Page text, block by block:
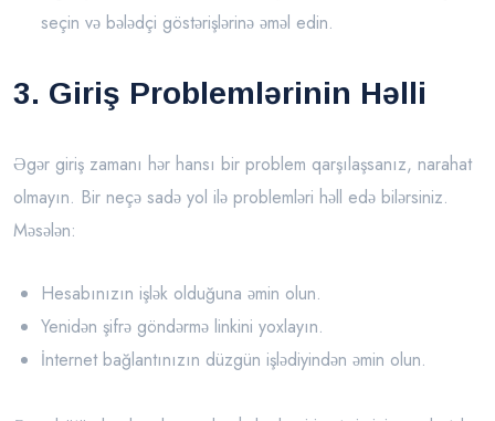
seçin və bələdçi göstərişlərinə əməl edin.
3. Giriş Problemlərinin Həlli
Əgər giriş zamanı hər hansı bir problem qarşılaşsanız, narahat
olmayın. Bir neçə sadə yol ilə problemləri həll edə bilərsiniz.
Məsələn:
Hesabınızın işlək olduğuna əmin olun.
Yenidən şifrə göndərmə linkini yoxlayın.
İnternet bağlantınızın düzgün işlədiyindən əmin olun.